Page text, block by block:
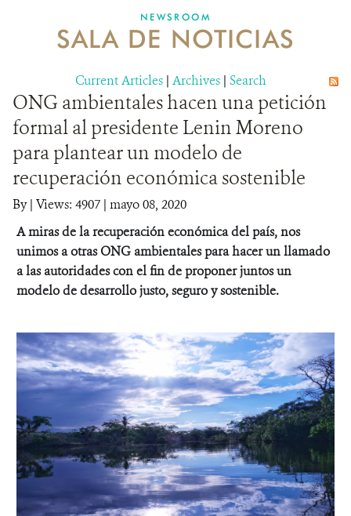
MECANISMO DE ATENCIÓN DE QUEJAS Y RECLAMOS
DONA
NEWSROOM
SALA DE NOTICIAS
Current Articles | Archives | Search
ONG ambientales hacen una petición
formal al presidente Lenin Moreno
para plantear un modelo de
recuperación económica sostenible
By| Views: 4907 | mayo 08, 2020
A miras de la recuperación económica del país, nos
unimos a otras ONG ambientales para hacer un llamado
a las autoridades con el fin de proponer juntos un
modelo de desarrollo justo, seguro y sostenible.